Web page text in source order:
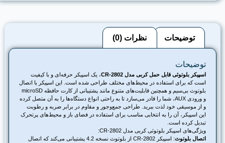
توضیحات نظرات (0)
توضیحات
اسپیکر بلوتوثی قابل حمل کربی مدل CR-2802
، یک اسپیکر حرفه‌ای و با کیفیت
است که برای استفاده در محیط‌های مختلف طراحی شده است. این اسپیکر با اتصال
بلوتوث بی‌سیم و همچنین قابلیت‌های متنوع مانند پشتیبانی از کارت حافظه microSD
و ورودی AUX، شما را قادر می‌سازد تا به راحتی انواع دستگاه‌ها را به آن متصل کرده
و از موسیقی خود لذت ببرید. طراحی جمع‌وجور و مقاوم در برابر ضربه و رطوبت
این اسپیکر، آن را به انتخابی مناسب برای استفاده در فضای باز و محیط‌های پرتحرک
تبدیل کرده است.
ویژگی‌های اسپیکر بلوتوثی کربی مدل CR-2802:
اتصال بلوتوث
: اسپیکر CR-2802 از بلوتوث نسخه 4.2 پشتیبانی می‌کند که اتصال